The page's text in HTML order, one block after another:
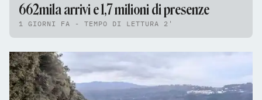
662mila arrivi e 1,7 milioni di presenze
1 GIORNI FA - TEMPO DI LETTURA 2'